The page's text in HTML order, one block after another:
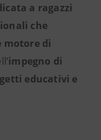
a ragazzi
che
motore di
impegno di
educativi e